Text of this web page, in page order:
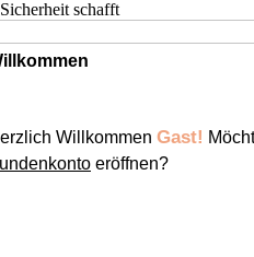
Willkommen Gast!
eröffnen?